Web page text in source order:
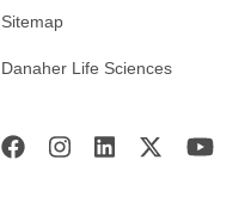
Sitemap
Danaher Life Sciences